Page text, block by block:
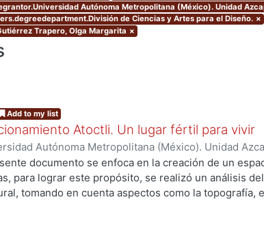
Autónoma Metropolitana (México). Unidad
de Ciencias y Artes para el Diseño. ×
Trapero, Olga Margarita ×
Add to my list
Atoctli. Un lugar fértil para vivir
Autónoma Metropolitana (México). Unidad
de Información.,2023-06-30)Campa Cruz,
Jazmín Adriana; Chávez Jiménez, Marisol
documento se enfoca en la creación de un
para lograr este propósito, se realizó un análisis
tomando en cuenta aspectos como la topografía,